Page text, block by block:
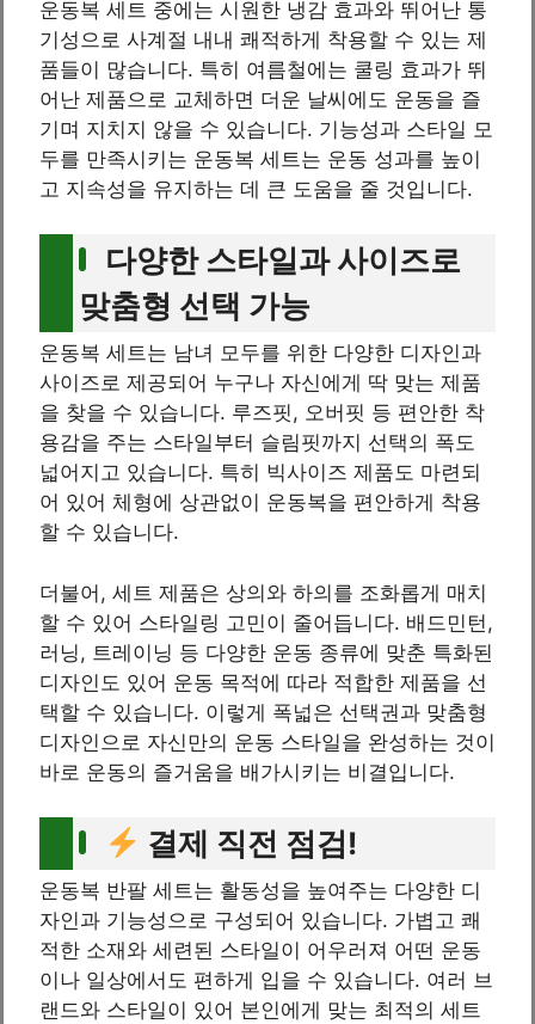
운동복 세트 중에는 시원한 냉감 효과와 뛰어난 통
기성으로 사계절 내내 쾌적하게 착용할 수 있는 제
품들이 많습니다. 특히 여름철에는 쿨링 효과가 뛰
어난 제품으로 교체하면 더운 날씨에도 운동을 즐
기며 지치지 않을 수 있습니다. 기능성과 스타일 모
두를 만족시키는 운동복 세트는 운동 성과를 높이
고 지속성을 유지하는 데 큰 도움을 줄 것입니다.
다양한 스타일과 사이즈로
맞춤형 선택 가능
운동복 세트는 남녀 모두를 위한 다양한 디자인과
사이즈로 제공되어 누구나 자신에게 딱 맞는 제품
을 찾을 수 있습니다. 루즈핏, 오버핏 등 편안한 착
용감을 주는 스타일부터 슬림핏까지 선택의 폭도
넓어지고 있습니다. 특히 빅사이즈 제품도 마련되
어 있어 체형에 상관없이 운동복을 편안하게 착용
할 수 있습니다.
더불어, 세트 제품은 상의와 하의를 조화롭게 매치
할 수 있어 스타일링 고민이 줄어듭니다. 배드민턴,
러닝, 트레이닝 등 다양한 운동 종류에 맞춘 특화된
디자인도 있어 운동 목적에 따라 적합한 제품을 선
택할 수 있습니다. 이렇게 폭넓은 선택권과 맞춤형
디자인으로 자신만의 운동 스타일을 완성하는 것이
바로 운동의 즐거움을 배가시키는 비결입니다.
결제 직전 점검!
운동복 반팔 세트는 활동성을 높여주는 다양한 디
자인과 기능성으로 구성되어 있습니다. 가볍고 쾌
적한 소재와 세련된 스타일이 어우러져 어떤 운동
이나 일상에서도 편하게 입을 수 있습니다. 여러 브
랜드와 스타일이 있어 본인에게 맞는 최적의 세트